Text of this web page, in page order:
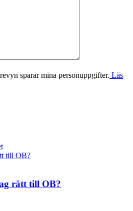
sparar mina personuppgifter. Läs
rätt till OB?